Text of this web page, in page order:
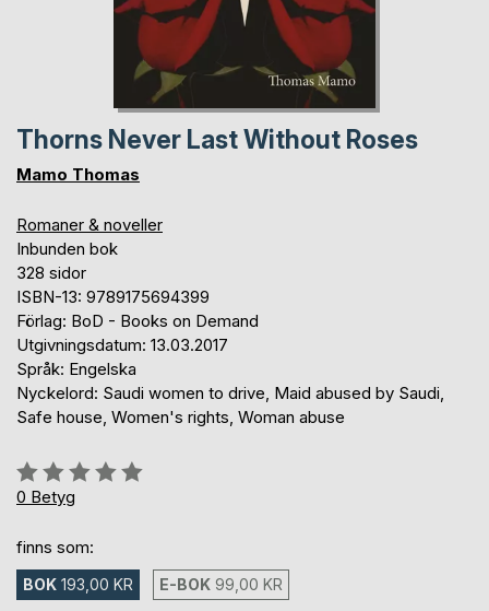
Thorns Never Last Without Roses
Mamo Thomas
Romaner & noveller
Inbunden bok
328 sidor
ISBN-13: 9789175694399
Förlag: BoD - Books on Demand
Utgivningsdatum: 13.03.2017
Språk: Engelska
Nyckelord: Saudi women to drive, Maid abused by Saudi,
Safe house, Women's rights, Woman abuse
Betyg::
0%
0 Betyg
finns som:
BOK 193,00 KR E-BOK 99,00 KR